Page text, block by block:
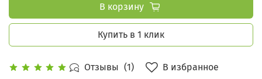
Отзывы (1) В избранное
В корзину
Купить в 1 клик